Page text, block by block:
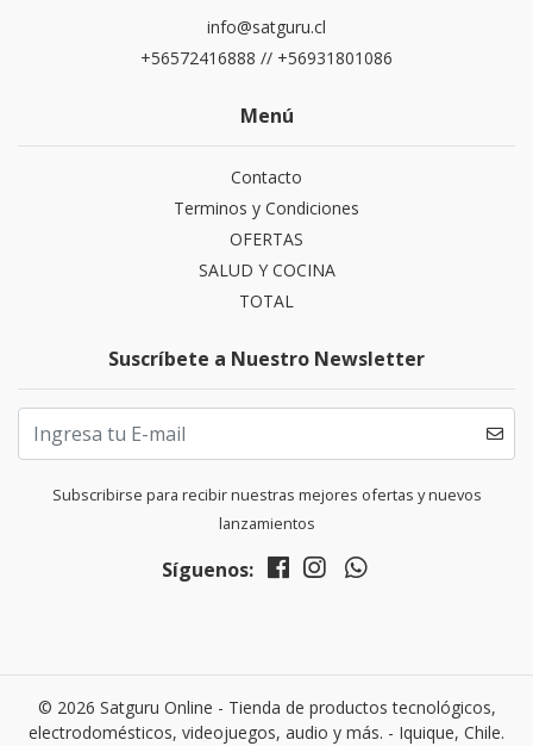
info@satguru.cl
+56572416888 // +56931801086
Menú
Contacto
Terminos y Condiciones
OFERTAS
SALUD Y COCINA
TOTAL
Suscríbete a Nuestro Newsletter
Subscribirse para recibir nuestras mejores ofertas y nuevos
lanzamientos
Síguenos:
© 2026 Satguru Online - Tienda de productos tecnológicos,
electrodomésticos, videojuegos, audio y más. - Iquique, Chile.